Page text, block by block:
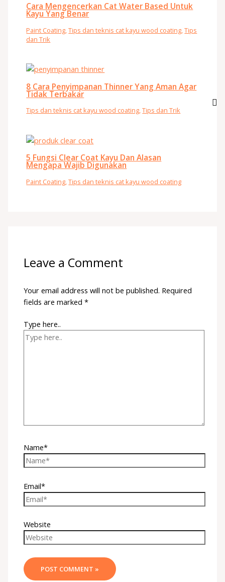
Cara Mengencerkan Cat Water Based Untuk
Kayu Yang Benar
Paint Coating ,Tips dan teknis cat kayu wood coating ,Tips
dan Trik
8 Cara Penyimpanan Thinner Yang Aman Agar
Tidak Terbakar
Tips dan teknis cat kayu wood coating,Tips dan Trik
5 Fungsi Clear Coat Kayu Dan Alasan
Mengapa Wajib Digunakan
Paint Coating,Tips dan teknis cat kayu wood coating
Leave a Comment
Your email address will not be published. Required
fields are marked*
Type here..
Name*
Email*
Website